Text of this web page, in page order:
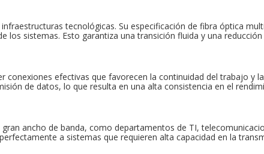
tecnológicas. Su especificación de fibra óptica
los sistemas. Esto garantiza una transición fluida y una
conexiones efectivas que favorecen la continuidad del trabajo y
de datos, lo que resulta en una alta consistencia en el
ancho de banda, como departamentos de TI,
a sistemas que requieren alta capacidad en la